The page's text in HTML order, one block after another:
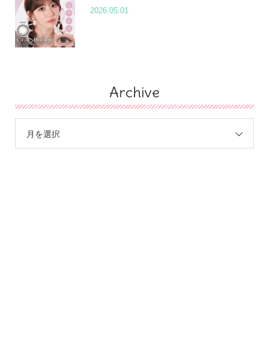
2026.05.01
Archive
月を選択